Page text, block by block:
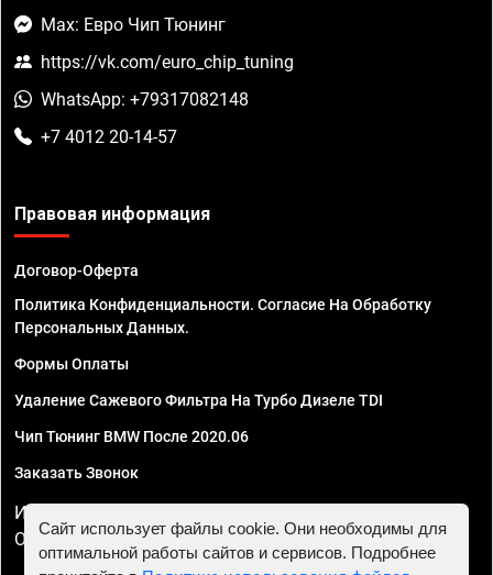
Max: Евро Чип Тюнинг
https://vk.com/euro_chip_tuning
WhatsApp: +79317082148
+7 4012 20-14-57
Правовая информация
Договор-Оферта
Политика Конфиденциальности. Согласие На Обработку
Персональных Данных.
Формы Оплаты
Удаление Сажевого Фильтра На Турбо Дизеле TDI
Чип Тюнинг BMW После 2020.06
Заказать Звонок
ИП Смирнов Георгий Павлович. ИНН 781302555843,
ОГРНИП 324470400032610
Сайт использует файлы cookie. Они необходимы для
оптимальной работы сайтов и сервисов. Подробнее